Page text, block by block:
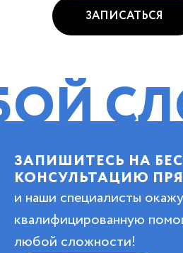
ЗАПИСАТЬСЯ
ЗАПИШИТЕСЬ НА
КОНСУЛЬТАЦИЮ
и наши специалисты
квалифицированную
любой сложности!